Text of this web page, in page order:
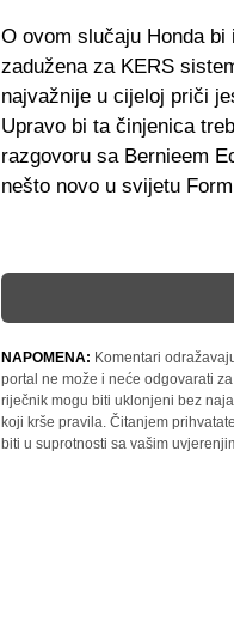
O ovom slučaju Honda
zadužena za KERS
najvažnije u cijeloj priči
Upravo bi ta činjenica
razgovoru sa Bernieem
nešto novo u svijetu
NAPOMENA: Komentari
portal ne može i neće odgovarati
riječnik mogu biti uklonjeni bez
koji krše pravila. Čitanjem
biti u suprotnosti sa vašim